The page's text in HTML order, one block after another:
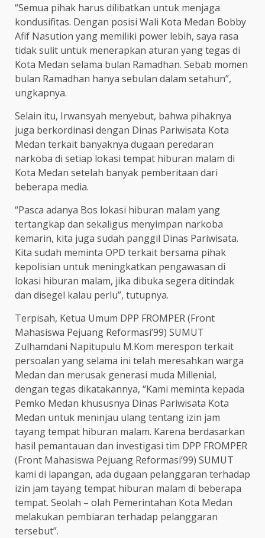
“Semua pihak harus dilibatkan untuk menjaga
kondusifitas. Dengan posisi Wali Kota Medan Bobby
Afif Nasution yang memiliki power lebih, saya rasa
tidak sulit untuk menerapkan aturan yang tegas di
Kota Medan selama bulan Ramadhan. Sebab momen
bulan Ramadhan hanya sebulan dalam setahun”,
ungkapnya.
Selain itu, Irwansyah menyebut, bahwa pihaknya
juga berkordinasi dengan Dinas Pariwisata Kota
Medan terkait banyaknya dugaan peredaran
narkoba di setiap lokasi tempat hiburan malam di
Kota Medan setelah banyak pemberitaan dari
beberapa media.
“Pasca adanya Bos lokasi hiburan malam yang
tertangkap dan sekaligus menyimpan narkoba
kemarin, kita juga sudah panggil Dinas Pariwisata.
Kita sudah meminta OPD terkait bersama pihak
kepolisian untuk meningkatkan pengawasan di
lokasi hiburan malam, jika dibuka segera ditindak
dan disegel kalau perlu”, tutupnya.
Terpisah, Ketua Umum DPP FROMPER (Front
Mahasiswa Pejuang Reformasi’99) SUMUT
Zulhamdani Napitupulu M.Kom merespon terkait
persoalan yang selama ini telah meresahkan warga
Medan dan merusak generasi muda Millenial,
dengan tegas dikatakannya, “Kami meminta kepada
Pemko Medan khususnya Dinas Pariwisata Kota
Medan untuk meninjau ulang tentang izin jam
tayang tempat hiburan malam. Karena berdasarkan
hasil pemantauan dan investigasi tim DPP FROMPER
(Front Mahasiswa Pejuang Reformasi’99) SUMUT
kami di lapangan, ada dugaan pelanggaran terhadap
izin jam tayang tempat hiburan malam di beberapa
tempat. Seolah – olah Pemerintahan Kota Medan
melakukan pembiaran terhadap pelanggaran
tersebut”.